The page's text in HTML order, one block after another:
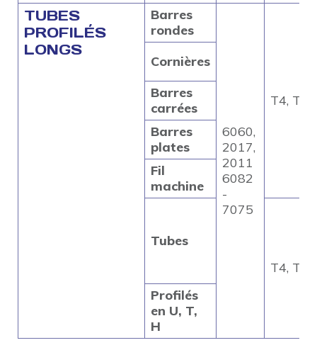
TUBES
PROFILÉS
LONGS
Barres
rondes
6060,
2017,
2011
6082
-
7075
T4, T5,
Cornières
Barres
carrées
Barres
plates
Fil
machine
Tubes
T4, T5,
Profilés
en U, T,
H